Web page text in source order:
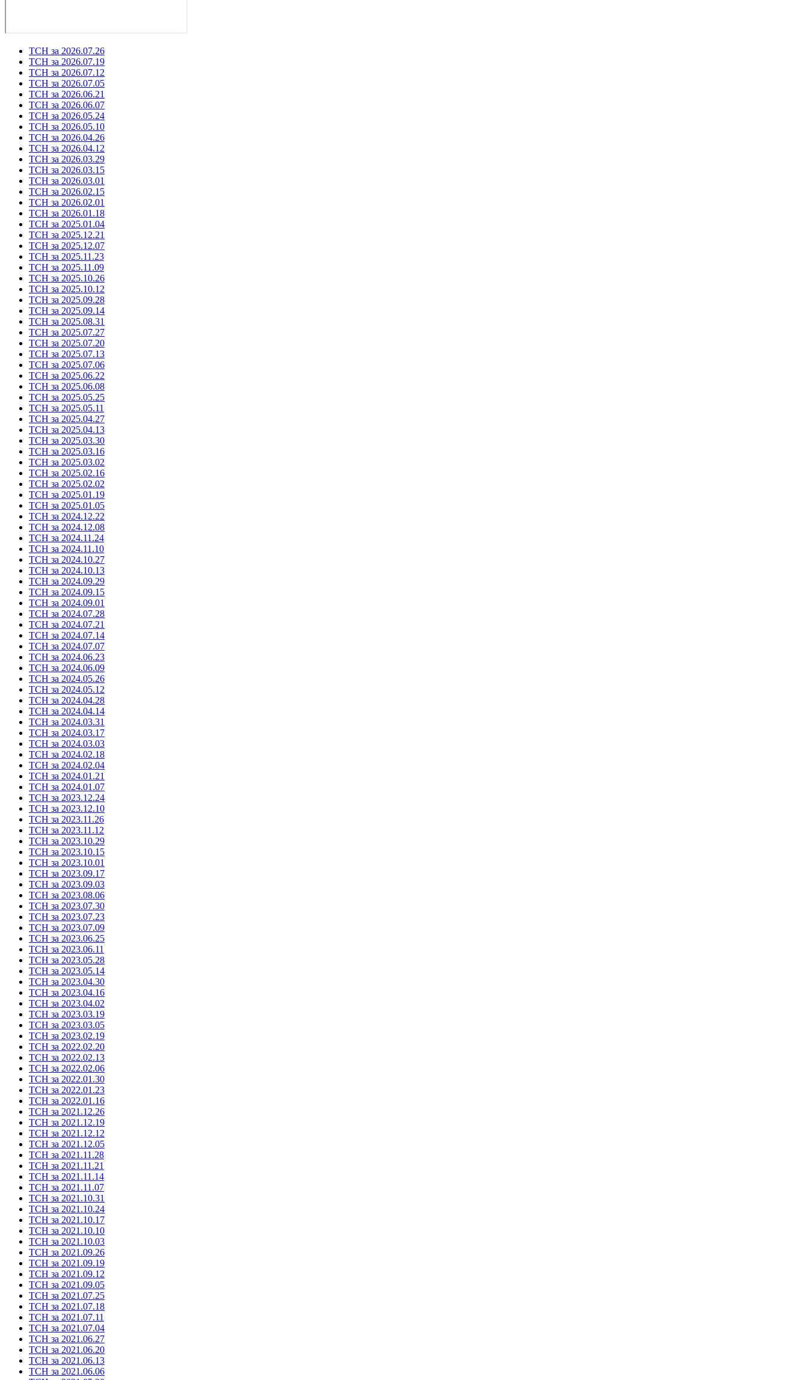
ТСН за 2026.07.26
ТСН за 2026.07.19
ТСН за 2026.07.12
ТСН за 2026.07.05
ТСН за 2026.06.21
ТСН за 2026.06.07
ТСН за 2026.05.24
ТСН за 2026.05.10
ТСН за 2026.04.26
ТСН за 2026.04.12
ТСН за 2026.03.29
ТСН за 2026.03.15
ТСН за 2026.03.01
ТСН за 2026.02.15
ТСН за 2026.02.01
ТСН за 2026.01.18
ТСН за 2025.01.04
ТСН за 2025.12.21
ТСН за 2025.12.07
ТСН за 2025.11.23
ТСН за 2025.11.09
ТСН за 2025.10.26
ТСН за 2025.10.12
ТСН за 2025.09.28
ТСН за 2025.09.14
ТСН за 2025.08.31
ТСН за 2025.07.27
ТСН за 2025.07.20
ТСН за 2025.07.13
ТСН за 2025.07.06
ТСН за 2025.06.22
ТСН за 2025.06.08
ТСН за 2025.05.25
ТСН за 2025.05.11
ТСН за 2025.04.27
ТСН за 2025.04.13
ТСН за 2025.03.30
ТСН за 2025.03.16
ТСН за 2025.03.02
ТСН за 2025.02.16
ТСН за 2025.02.02
ТСН за 2025.01.19
ТСН за 2025.01.05
ТСН за 2024.12.22
ТСН за 2024.12.08
ТСН за 2024.11.24
ТСН за 2024.11.10
ТСН за 2024.10.27
ТСН за 2024.10.13
ТСН за 2024.09.29
ТСН за 2024.09.15
ТСН за 2024.09.01
ТСН за 2024.07.28
ТСН за 2024.07.21
ТСН за 2024.07.14
ТСН за 2024.07.07
ТСН за 2024.06.23
ТСН за 2024.06.09
ТСН за 2024.05.26
ТСН за 2024.05.12
ТСН за 2024.04.28
ТСН за 2024.04.14
ТСН за 2024.03.31
ТСН за 2024.03.17
ТСН за 2024.03.03
ТСН за 2024.02.18
ТСН за 2024.02.04
ТСН за 2024.01.21
ТСН за 2024.01.07
ТСН за 2023.12.24
ТСН за 2023.12.10
ТСН за 2023.11.26
ТСН за 2023.11.12
ТСН за 2023.10.29
ТСН за 2023.10.15
ТСН за 2023.10.01
ТСН за 2023.09.17
ТСН за 2023.09.03
ТСН за 2023.08.06
ТСН за 2023.07.30
ТСН за 2023.07.23
ТСН за 2023.07.09
ТСН за 2023.06.25
ТСН за 2023.06.11
ТСН за 2023.05.28
ТСН за 2023.05.14
ТСН за 2023.04.30
ТСН за 2023.04.16
ТСН за 2023.04.02
ТСН за 2023.03.19
ТСН за 2023.03.05
ТСН за 2023.02.19
ТСН за 2022.02.20
ТСН за 2022.02.13
ТСН за 2022.02.06
ТСН за 2022.01.30
ТСН за 2022.01.23
ТСН за 2022.01.16
ТСН за 2021.12.26
ТСН за 2021.12.19
ТСН за 2021.12.12
ТСН за 2021.12.05
ТСН за 2021.11.28
ТСН за 2021.11.21
ТСН за 2021.11.14
ТСН за 2021.11.07
ТСН за 2021.10.31
ТСН за 2021.10.24
ТСН за 2021.10.17
ТСН за 2021.10.10
ТСН за 2021.10.03
ТСН за 2021.09.26
ТСН за 2021.09.19
ТСН за 2021.09.12
ТСН за 2021.09.05
ТСН за 2021.07.25
ТСН за 2021.07.18
ТСН за 2021.07.11
ТСН за 2021.07.04
ТСН за 2021.06.27
ТСН за 2021.06.20
ТСН за 2021.06.13
ТСН за 2021.06.06